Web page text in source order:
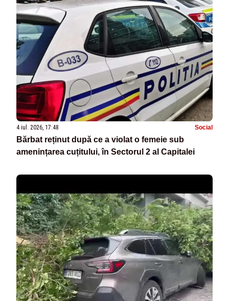
4 iul. 2026, 17:48 Social
Bărbat reținut după ce a violat o femeie sub
amenințarea cuțitului, în Sectorul 2 al Capitalei